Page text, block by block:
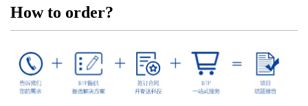
How to order?